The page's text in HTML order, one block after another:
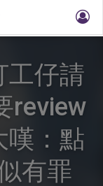
工仔請
review
嘆：點
有罪